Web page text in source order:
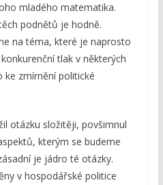
mladého matematika.
podnětů je hodně.
na téma, které je naprosto
tlak v některých
ke zmírnění politické
otázku složitěji, povšimnul
kterým se budeme
je jádro té otázky.
v hospodářské politice